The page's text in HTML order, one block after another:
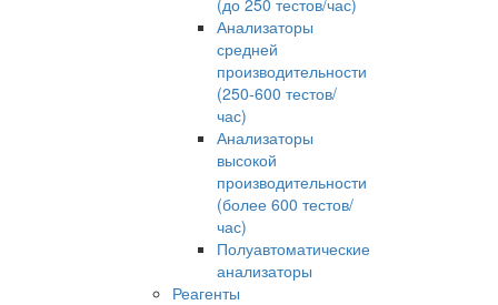
(до 250 тестов/час)
Анализаторы
средней
производительности
(250-600 тестов/
час)
Анализаторы
высокой
производительности
(более 600 тестов/
час)
Полуавтоматические
анализаторы
Реагенты